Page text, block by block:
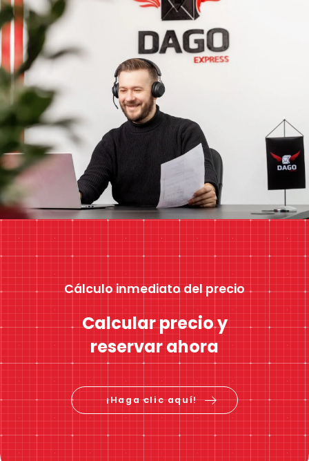
Cálculo inmediato del precio
Calcular precio y
reservar ahora
¡Haga clic aquí!